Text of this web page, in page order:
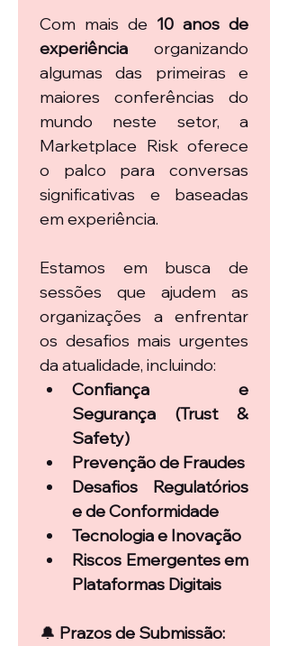
Com mais de 10 anos de
experiência organizando
algumas das primeiras e
maiores conferências do
mundo neste setor, a
Marketplace Risk oferece
o palco para conversas
significativas e baseadas
em experiência.
Estamos em busca de
sessões que ajudem as
organizações a enfrentar
os desafios mais urgentes
da atualidade, incluindo:
Confiança e
Segurança (Trust &
Safety)
Prevenção de Fraudes
Desafios Regulatórios
e de Conformidade
Tecnologia e Inovação
Riscos Emergentes em
Plataformas Digitais
🔔 Prazos de Submissão: